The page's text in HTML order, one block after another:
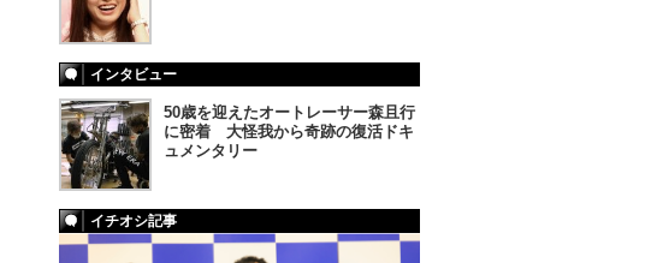
インタビュー
50歳を迎えたオートレーサー森且行
に密着 大怪我から奇跡の復活ドキ
ュメンタリー
イチオシ記事